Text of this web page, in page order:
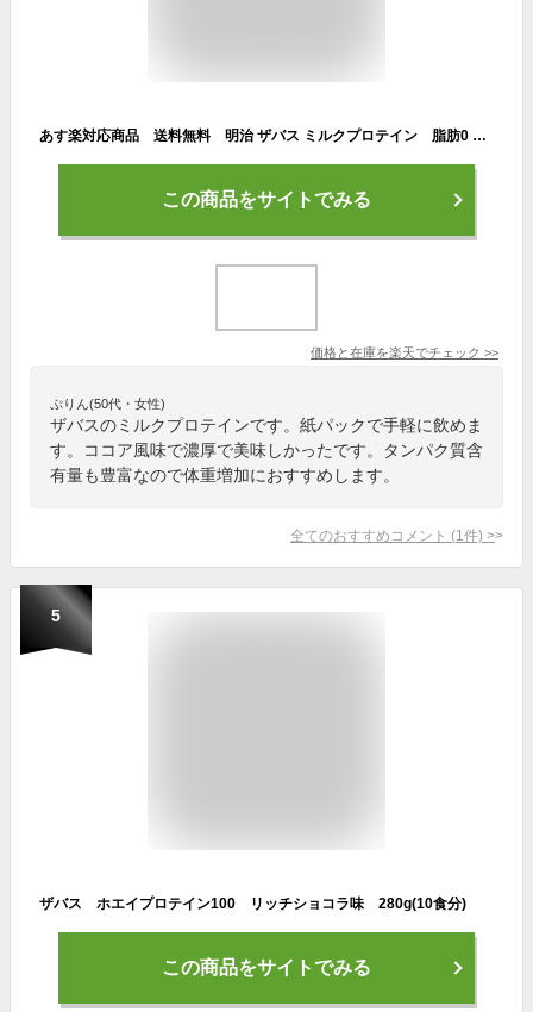
あす楽対応商品 送料無料 明治 ザバス ミルクプロテイン 脂肪0 ココア風味 200ml×24本入（12本入×2セット） MILK PROTEIN プロテイン savas
この商品をサイトでみる
価格と在庫を楽天でチェック >>
ぷりん(50代・女性)
ザバスのミルクプロテインです。紙パックで手軽に飲めま
す。ココア風味で濃厚で美味しかったです。タンパク質含
有量も豊富なので体重増加におすすめします。
全てのおすすめコメント (1 件) >
5
ザバス ホエイプロテイン100 リッチショコラ味 280g(10食分)
この商品をサイトでみる